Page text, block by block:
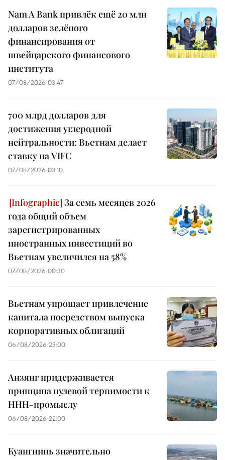
Nam A Bank привлёк ещё 20 млн
долларов зелёного
финансирования от
швейцарского финансового
института
07/08/2026 03:47
700 млрд долларов для
достижения углеродной
нейтральности: Вьетнам делает
ставку на VIFC
07/08/2026 03:10
За семь месяцев 2026
года общий объем
зарегистрированных
иностранных инвестиций во
Вьетнам увеличился на 58%
07/08/2026 00:30
Вьетнам упрощает привлечение
капитала посредством выпуска
корпоративных облигаций
06/08/2026 23:00
Анзянг придерживается
принципа нулевой терпимости к
ННН-промыслу
06/08/2026 22:00
Куангнинь значительно